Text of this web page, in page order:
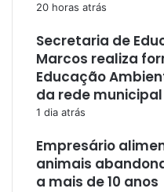
20 horas atrás
Secretaria de
Marcos realiza
Educação
da rede municipal
1 dia atrás
Empresário
animais
a mais de 10 anos